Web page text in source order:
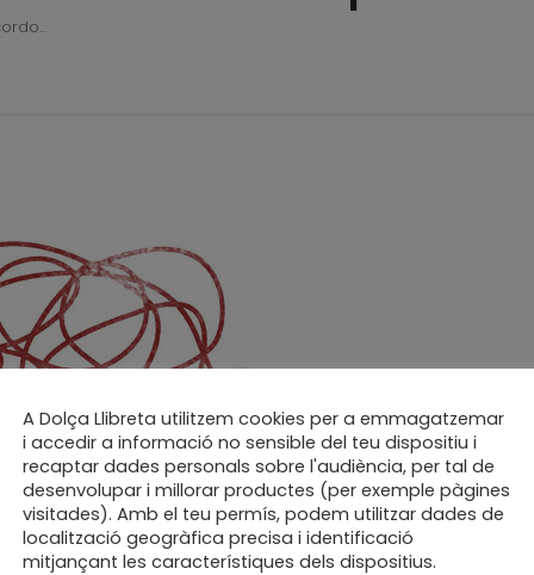
un projecte
A Dolça Llibreta utilitzem cookies per a emmagatzemar
i accedir a informació no sensible del teu dispositiu i
recaptar dades personals sobre l'audiència, per tal de
desenvolupar i millorar productes (per exemple pàgines
visitades). Amb el teu permís, podem utilitzar dades de
localització geogràfica precisa i identificació
mitjançant les característiques dels dispositius.